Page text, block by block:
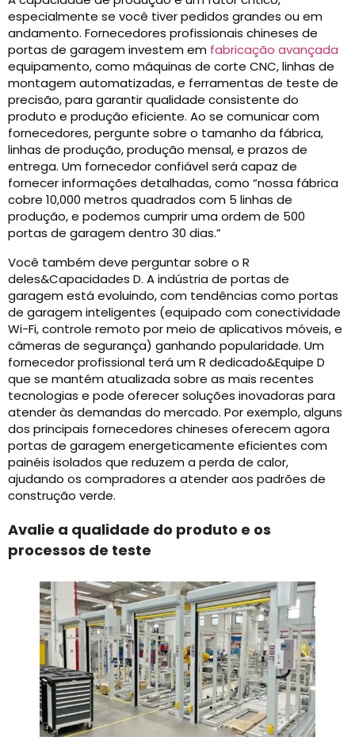
especialmente se você tiver pedidos grandes ou em
andamento. Fornecedores profissionais chineses de
portas de garagem investem em fabricação avançada
equipamento, como máquinas de corte CNC, linhas de
montagem automatizadas, e ferramentas de teste de
precisão, para garantir qualidade consistente do
produto e produção eficiente. Ao se comunicar com
fornecedores, pergunte sobre o tamanho da fábrica,
linhas de produção, produção mensal, e prazos de
entrega. Um fornecedor confiável será capaz de
fornecer informações detalhadas, como “nossa fábrica
cobre 10,000 metros quadrados com 5 linhas de
produção, e podemos cumprir uma ordem de 500
portas de garagem dentro 30 dias.”
Você também deve perguntar sobre o R
deles&Capacidades D. A indústria de portas de
garagem está evoluindo, com tendências como portas
de garagem inteligentes (equipado com conectividade
Wi-Fi, controle remoto por meio de aplicativos móveis, e
câmeras de segurança) ganhando popularidade. Um
fornecedor profissional terá um R dedicado&Equipe D
que se mantém atualizada sobre as mais recentes
tecnologias e pode oferecer soluções inovadoras para
atender às demandas do mercado. Por exemplo, alguns
dos principais fornecedores chineses oferecem agora
portas de garagem energeticamente eficientes com
painéis isolados que reduzem a perda de calor,
ajudando os compradores a atender aos padrões de
construção verde.
Avalie a qualidade do produto e os
processos de teste